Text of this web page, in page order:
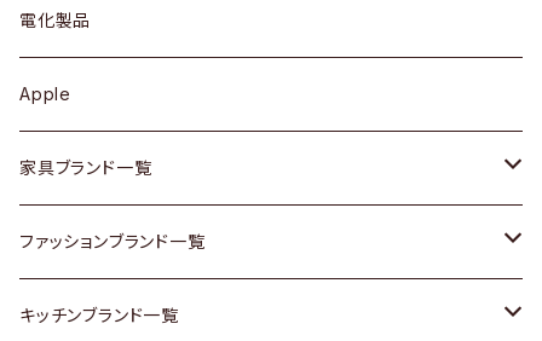
キュリオケース / 飾り棚
カップボード / 食器棚
チェスト
その他家具
Vintageヴィンテージ / Antiqueアンティーク
ワンピース
ボトムス
靴
スカーフ
腕時計
ケトル / ティーポット
鍋 / フライパン
Vintage / ヴィンテージ
銀製品
和物 / 作家物
ギター
ベース
その他楽器
電化製品
Apple
家具ブランド一覧
ACME Furniture / アクメ ファニチャー
ACTUS / アクタス
ファッションブランド一覧
agnes b / アニエス ベー
キッチンブランド一覧